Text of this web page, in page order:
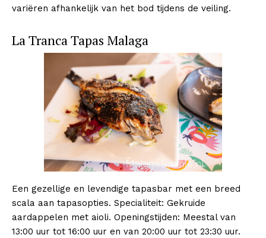
variëren afhankelijk van het bod tijdens de veiling.
La Tranca Tapas Malaga
Een gezellige en levendige tapasbar met een breed
scala aan tapasopties. Specialiteit: Gekruide
aardappelen met aioli. Openingstijden: Meestal van
13:00 uur tot 16:00 uur en van 20:00 uur tot 23:30 uur.